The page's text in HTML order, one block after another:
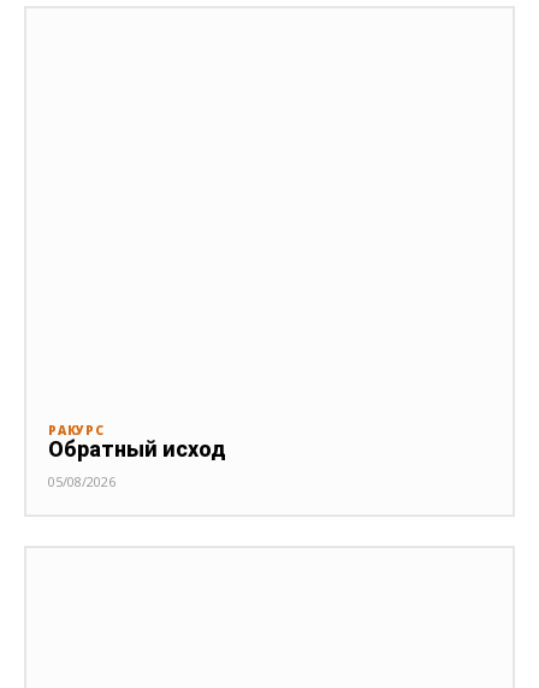
РАКУРС
Обратный исход
05/08/2026